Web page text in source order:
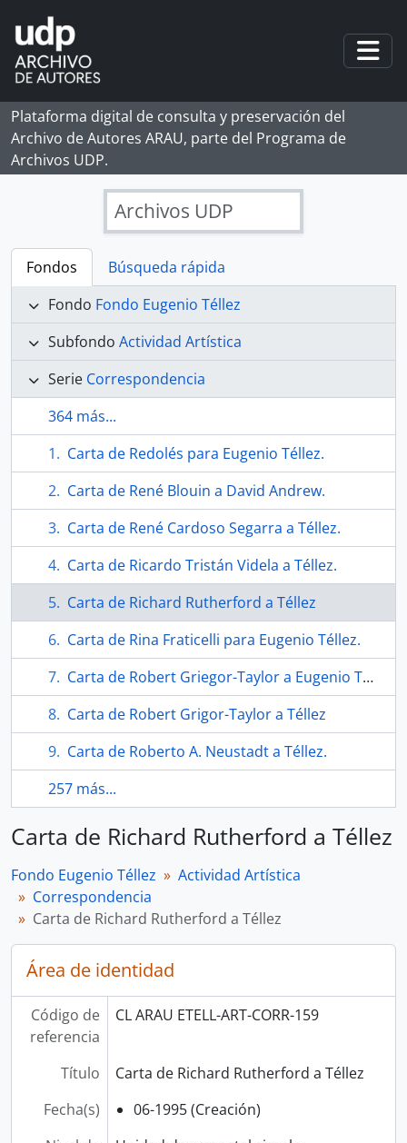
Skip to main content
Plataforma digital de consulta y preservación del
Archivo de Autores ARAU, parte del Programa de
Archivos UDP.
Archivos UDP
Fondos
Búsqueda rápida
Fondo Fondo Eugenio Téllez
Subfondo Actividad Artística
Serie Correspondencia
364 más...
Carta de Redolés para Eugenio Téllez.
Carta de René Blouin a David Andrew.
Carta de René Cardoso Segarra a Téllez.
Carta de Ricardo Tristán Videla a Téllez.
Carta de Richard Rutherford a Téllez
Carta de Rina Fraticelli para Eugenio Téllez.
Carta de Robert Griegor-Taylor a Eugenio Téllez.
Carta de Robert Grigor-Taylor a Téllez
Carta de Roberto A. Neustadt a Téllez.
257 más...
Carta de Richard Rutherford a Téllez
Fondo Eugenio Téllez
Actividad Artística
Correspondencia
Carta de Richard Rutherford a Téllez
Área de identidad
Código de
referencia
CL ARAU ETELL-ART-CORR-159
Título
Carta de Richard Rutherford a Téllez
Fecha(s)
06-1995 (Creación)